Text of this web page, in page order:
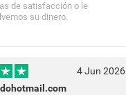
de satisfacción o le
su dinero.
4 Jun 2026